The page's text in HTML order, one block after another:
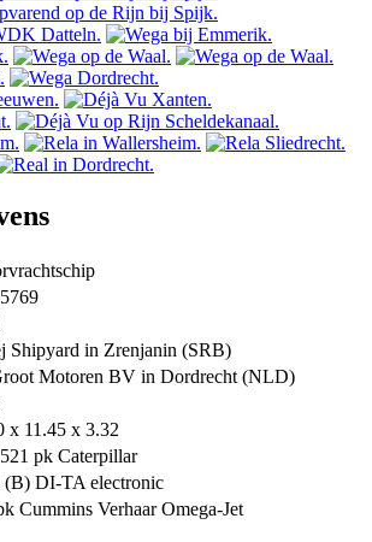
Shipyard in Zrenjanin (SRB)
Motoren BV in Dordrecht (NLD)
x 11.45 x 3.32
pk Caterpillar
(B) DI-TA electronic
Cummins Verhaar Omega-Jet